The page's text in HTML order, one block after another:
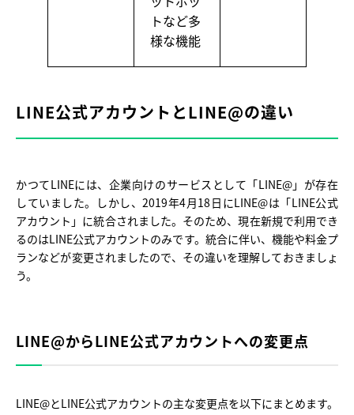
トなど多
様な機能
LINE公式アカウントとLINE@の違い
かつてLINEには、企業向けのサービスとして「LINE@」が存在
していました。しかし、2019年4月18日にLINE@は「LINE公式
アカウント」に統合されました。そのため、現在新規で利用でき
るのはLINE公式アカウントのみです。統合に伴い、機能や料金プ
ランなどが変更されましたので、その違いを理解しておきましょ
う。
LINE@からLINE公式アカウントへの変更点
LINE@とLINE公式アカウントの主な変更点を以下にまとめます。